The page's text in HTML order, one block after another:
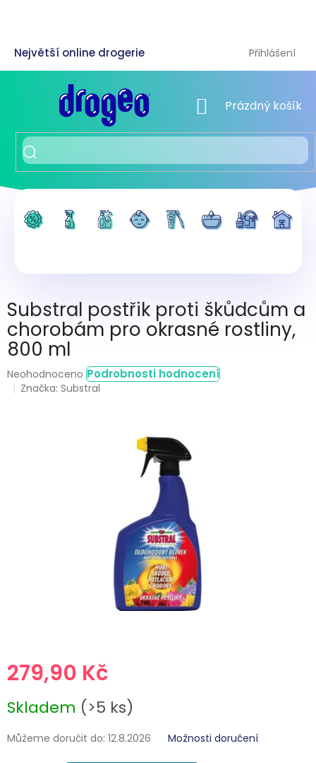
Přihlášení
NÁKUPNÍ KOŠÍK
Prázdný košík
Substral postřik proti škůdcům a
chorobám pro okrasné rostliny,
800 ml
Průměrné
hodnocení
Neohodnoceno Podrobnosti hodnocení
Značka:Substral
279,90 Kč
cena:
Skladem (>5 ks)
Můžeme doručit do: 12.8.2026 Možnosti doručení